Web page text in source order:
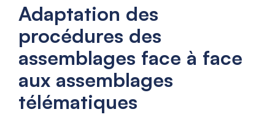
Adaptation des
procédures des
assemblages face à face
aux assemblages
télématiques